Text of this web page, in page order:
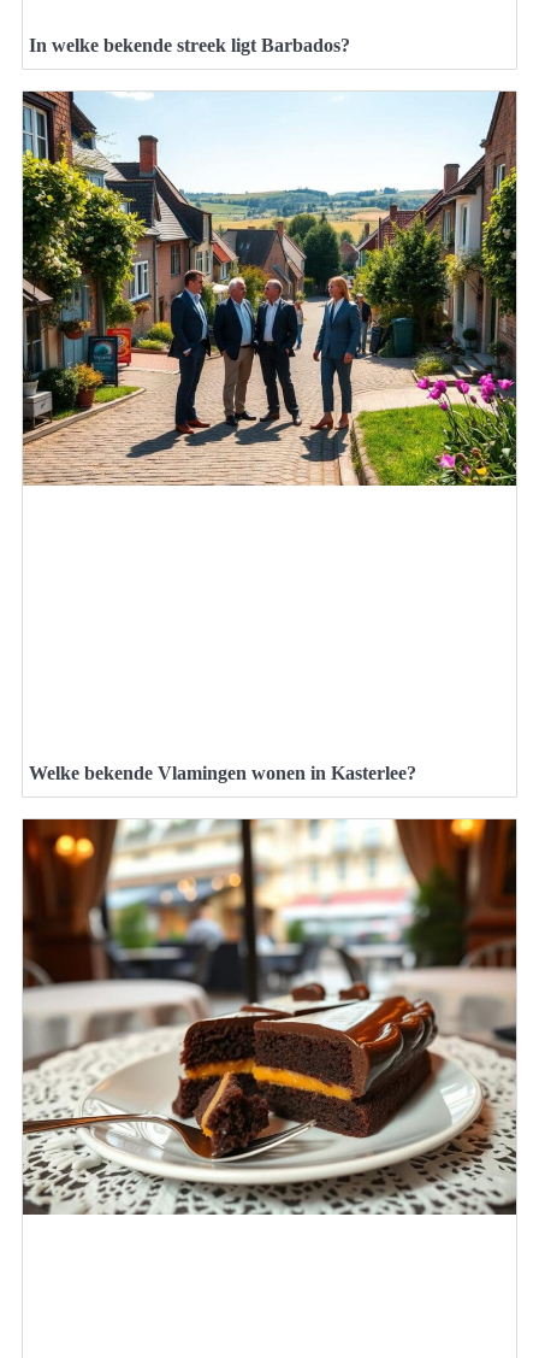
In welke bekende streek ligt Barbados?
Welke bekende Vlamingen wonen in Kasterlee?